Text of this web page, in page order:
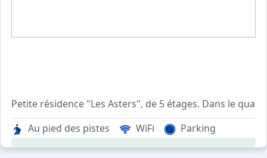
Petite résidence "Les Asters", de 5 étages. Dans le
Au pied des pistes
WiFi Parking